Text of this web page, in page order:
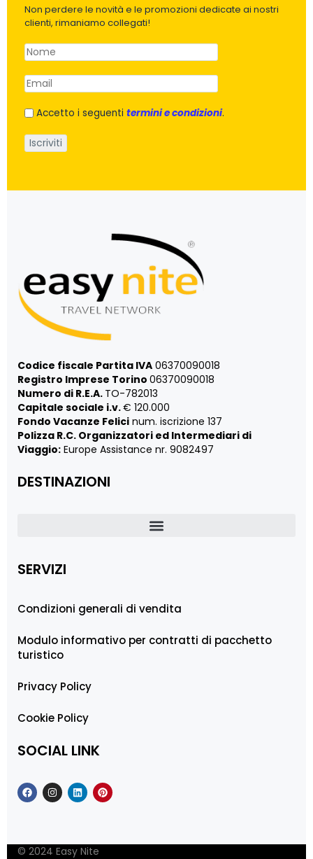
Non perdere le novità e le promozioni dedicate ai nostri
clienti, rimaniamo collegati!
Accetto i seguenti termini e condizioni.
Codice fiscale Partita IVA 06370090018
Registro Imprese Torino 06370090018
Numero di R.E.A. TO-782013
Capitale sociale i.v.€ 120.000
Fondo Vacanze Felici num. iscrizione 137
Polizza R.C. Organizzatori ed Intermediari di
Viaggio: Europe Assistance nr. 9082497
DESTINAZIONI
SERVIZI
Condizioni generali di vendita
Modulo informativo per contratti di pacchetto
turistico
Privacy Policy
Cookie Policy
SOCIAL LINK
© 2024 Easy Nite